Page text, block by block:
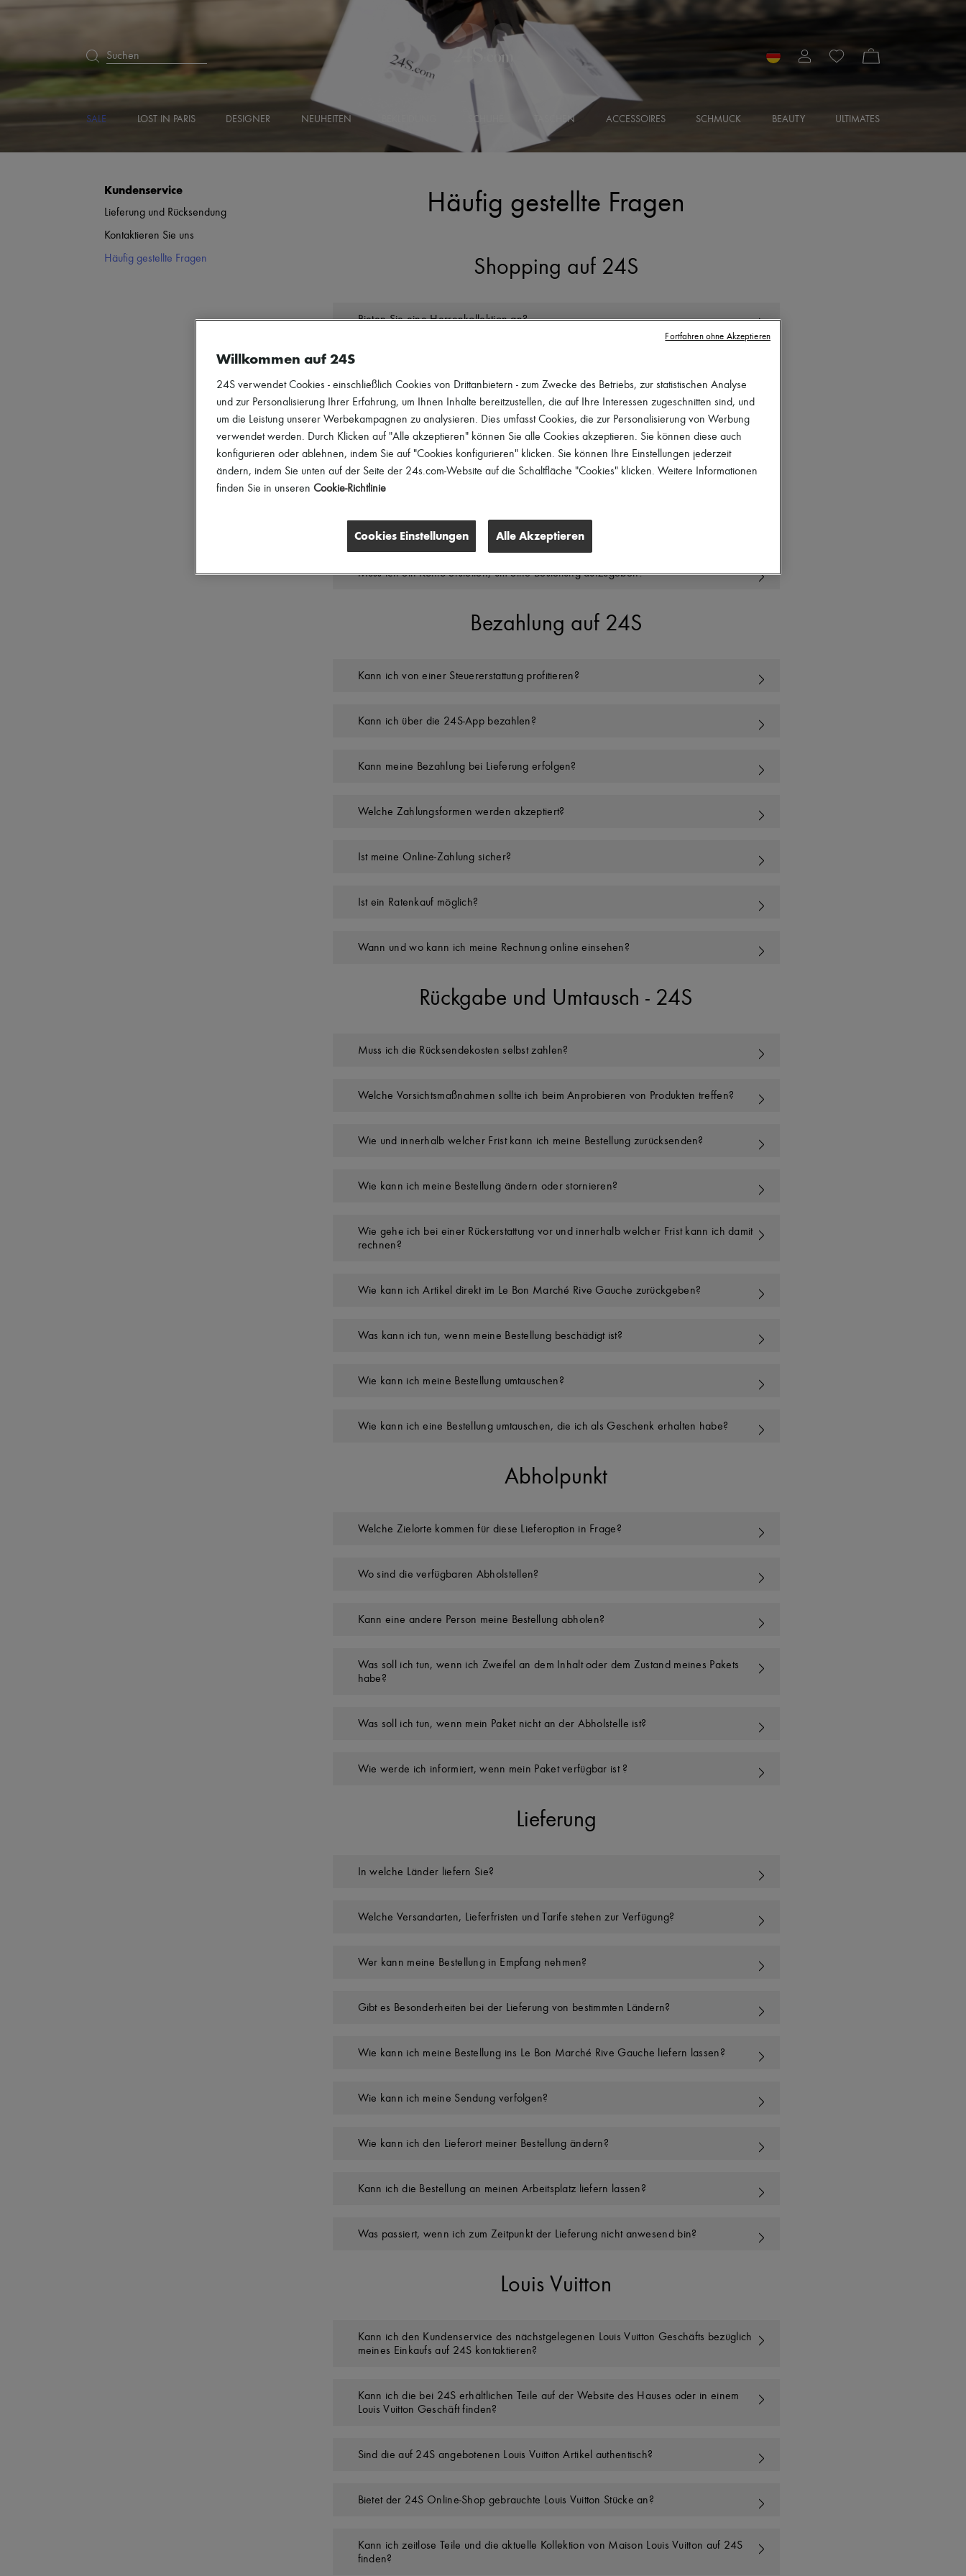
Suchen
SALE LOST IN PARIS DESIGNER NEUHEITEN SCHUHE TASCHEN ACCESSOIRES SCHMUCK BEAUTY ULTIMATES
Kundenservice
Lieferung und Rücksendung
Kontaktieren Sie uns
Häufig gestellte Fragen
Häufig gestellte Fragen
Shopping auf 24S
Bieten Sie eine Herrenkollektion an?
Wie kann ich meine 24S Newsletter verwalten?
Ich habe auf 24S einen Artikel gesehen, der jetzt nicht mehr verfügbar ist. Wie kann
ich ihn finden?
Muss ich ein Konto erstellen, um eine Bestellung aufzugeben?
Bezahlung auf 24S
Kann ich von einer Steuererstattung profitieren?
Kann ich über die 24S-App bezahlen?
Kann meine Bezahlung bei Lieferung erfolgen?
Welche Zahlungsformen werden akzeptiert?
Ist meine Online-Zahlung sicher?
Ist ein Ratenkauf möglich?
Wann und wo kann ich meine Rechnung online einsehen?
Rückgabe und Umtausch - 24S
Muss ich die Rücksendekosten selbst zahlen?
Welche Vorsichtsmaßnahmen sollte ich beim Anprobieren von Produkten treffen?
Wie und innerhalb welcher Frist kann ich meine Bestellung zurücksenden?
Wie kann ich meine Bestellung ändern oder stornieren?
Wie gehe ich bei einer Rückerstattung vor und innerhalb welcher Frist kann ich damit
rechnen?
Wie kann ich Artikel direkt im Le Bon Marché Rive Gauche zurückgeben?
Was kann ich tun, wenn meine Bestellung beschädigt ist?
Wie kann ich meine Bestellung umtauschen?
Wie kann ich eine Bestellung umtauschen, die ich als Geschenk erhalten habe?
Abholpunkt
Welche Zielorte kommen für diese Lieferoption in Frage?
Wo sind die verfügbaren Abholstellen?
Kann eine andere Person meine Bestellung abholen?
Was soll ich tun, wenn ich Zweifel an dem Inhalt oder dem Zustand meines Pakets
habe?
Was soll ich tun, wenn mein Paket nicht an der Abholstelle ist?
Wie werde ich informiert, wenn mein Paket verfügbar ist ?
Lieferung
In welche Länder liefern Sie?
Welche Versandarten, Lieferfristen und Tarife stehen zur Verfügung?
Wer kann meine Bestellung in Empfang nehmen?
Gibt es Besonderheiten bei der Lieferung von bestimmten Ländern?
Wie kann ich meine Bestellung ins Le Bon Marché Rive Gauche liefern lassen?
Wie kann ich meine Sendung verfolgen?
Wie kann ich den Lieferort meiner Bestellung ändern?
Kann ich die Bestellung an meinen Arbeitsplatz liefern lassen?
Was passiert, wenn ich zum Zeitpunkt der Lieferung nicht anwesend bin?
Louis Vuitton
Kann ich den Kundenservice des nächstgelegenen Louis Vuitton Geschäfts bezüglich
meines Einkaufs auf 24S kontaktieren?
Kann ich die bei 24S erhältlichen Teile auf der Website des Hauses oder in einem
Louis Vuitton Geschäft finden?
Sind die auf 24S angebotenen Louis Vuitton Artikel authentisch?
Bietet der 24S Online-Shop gebrauchte Louis Vuitton Stücke an?
Kann ich zeitlose Teile und die aktuelle Kollektion von Maison Louis Vuitton auf 24S
finden?
Willkommen auf 24S
24S verwendet Cookies - einschließlich Cookies von Drittanbietern - zum Zwecke des Betriebs, zur statistischen Analyse
und zur Personalisierung Ihrer Erfahrung, um Ihnen Inhalte bereitzustellen, die auf Ihre Interessen zugeschnitten sind, und
um die Leistung unserer Werbekampagnen zu analysieren. Dies umfasst Cookies, die zur Personalisierung von Werbung
verwendet werden. Durch Klicken auf "Alle akzeptieren" können Sie alle Cookies akzeptieren. Sie können diese auch
konfigurieren oder ablehnen, indem Sie auf "Cookies konfigurieren" klicken. Sie können Ihre Einstellungen jederzeit
ändern, indem Sie unten auf der Seite der 24s.com-Website auf die Schaltfläche "Cookies" klicken. Weitere Informationen
finden Sie in unseren Cookie-Richtlinie
Cookies Einstellungen Alle Akzeptieren
Fortfahren ohne Akzeptieren